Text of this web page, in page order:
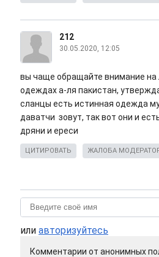
212
30.05.2020, 12:05
вы чаще обращайте внимание на
одеждах а-ля пакистан,
сланцы есть истинная одежда
даватчи зовут, так вот они и
дряни и ереси
ЦИТИРОВАТЬ ЖАЛОБА
или авторизуйтесь
Комментарии от анонимных